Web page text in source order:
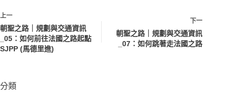
上一
朝聖之路｜規劃與交通資訊
_05：如何前往法國之路起點
SJPP (馬德里進)
下一
朝聖之路｜規劃與交通資訊
_07：如何跳著走法國之路
分類